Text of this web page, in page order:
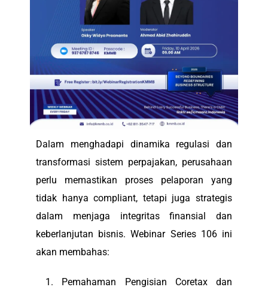
Dalam menghadapi dinamika regulasi dan
transformasi sistem perpajakan, perusahaan
perlu memastikan proses pelaporan yang
tidak hanya compliant, tetapi juga strategis
dalam menjaga integritas finansial dan
keberlanjutan bisnis. Webinar Series 106 ini
akan membahas:
Pemahaman Pengisian Coretax dan